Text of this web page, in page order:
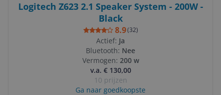
Logitech Z623 2.1 Speaker System - 200W -
Black
8.9(32)
Actief: Ja
Bluetooth: Nee
Vermogen: 200 w
v.a. € 130,00
10 prijzen
Ga naar goedkoopste